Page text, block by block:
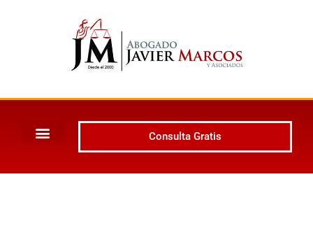
Consulta Gratis